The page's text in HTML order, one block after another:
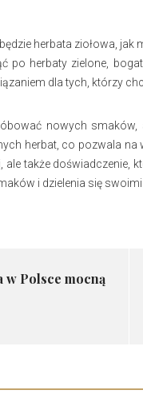
herbata ziołowa,
po herbaty zielone,
dla tych, którzy
nowych
herbat, co pozwala
ale także
i dzielenia się
w Polsce mocną